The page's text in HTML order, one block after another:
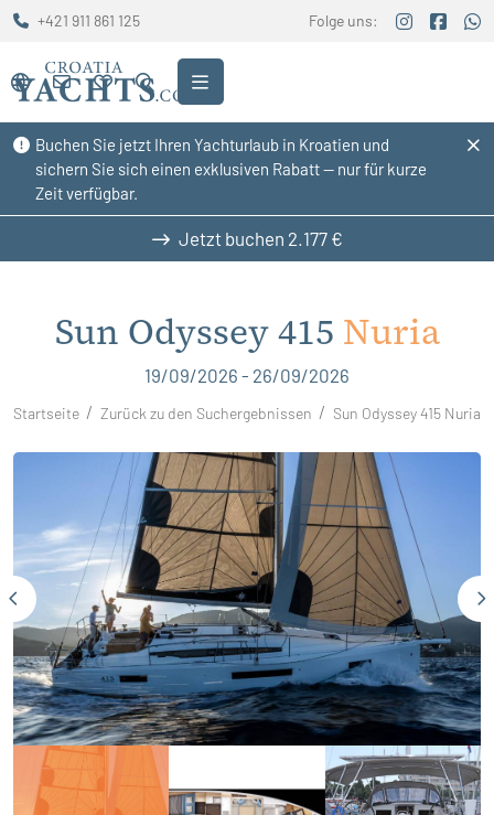
Buchen Sie jetzt Ihren Yachturlaub in Kroatien und
sichern Sie sich einen exklusiven Rabatt — nur für kurze
Zeit verfügbar.
+421 911 861 125 Folge uns:
Jetzt buchen 2.177 €
Sun Odyssey 415 Nuria
19/09/2026 - 26/09/2026
Startseite Zurück zu den Suchergebnissen Sun Odyssey 415 Nuria